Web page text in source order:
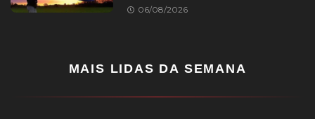
06/08/2026
MAIS LIDAS DA SEMANA